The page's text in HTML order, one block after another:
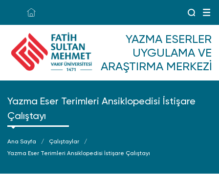
YAZMA ESERLER
UYGULAMA VE
ARAŞTIRMA MERKEZI
Yazma Eser Terimleri Ansiklopedisi İstişare
Çalıştayı
Ana Sayfa
Çalıştaylar
Yazma Eser Terimleri Ansiklopedisi İstişare Çalıştayı